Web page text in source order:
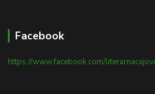
Facebook
https://www.facebook.com/